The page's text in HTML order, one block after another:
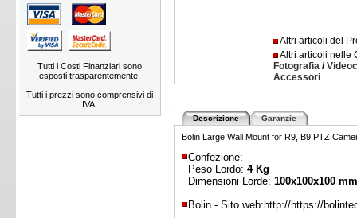
Tutti i Costi Finanziari sono
esposti trasparentemente.
Tutti i prezzi sono comprensivi di
IVA.
Altri articoli del
Altri articoli nelle
Fotografia /
Accessori
Descrizione Garanzie
Bolin Large Wall Mount for R9, B9 PTZ
Confezione:
Peso Lordo: 4 Kg
Dimensioni Lorde: 100x100x100 mm
Bolin - Sito web: http://https://